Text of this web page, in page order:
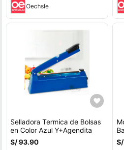
Oechsle
Selladora Termica de Bolsas
en Color Azul Y+Agendita
S/ 93.90